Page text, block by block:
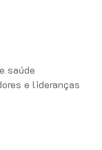
saúde
e lideranças